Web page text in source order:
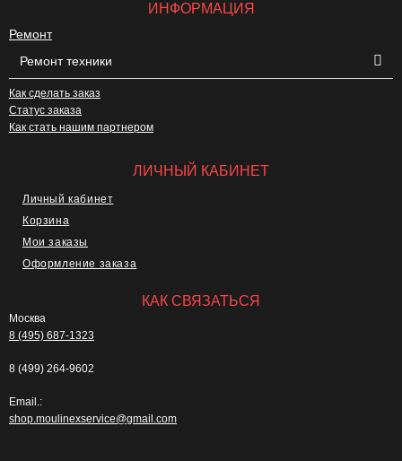
ИНФОРМАЦИЯ
Ремонт
Ремонт техники
Как сделать заказ
Статус заказа
Как стать нашим партнером
ЛИЧНЫЙ КАБИНЕТ
Личный кабинет
Корзина
Мои заказы
Оформление заказа
КАК СВЯЗАТЬСЯ
Москва
8 (495) 687-1323
8 (499) 264-9602
Email.:
shop.moulinexservice@gmail.com